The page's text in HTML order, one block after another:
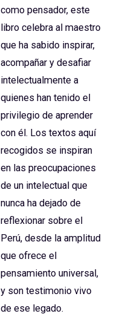
como pensador, este
libro celebra al maestro
que ha sabido inspirar,
acompañar y desafiar
intelectualmente a
quienes han tenido el
privilegio de aprender
con él. Los textos aquí
recogidos se inspiran
en las preocupaciones
de un intelectual que
nunca ha dejado de
reflexionar sobre el
Perú, desde la amplitud
que ofrece el
pensamiento universal,
y son testimonio vivo
de ese legado.